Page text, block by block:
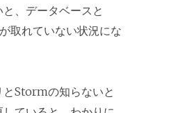
、データベースと
取れていない状況にな
とStormの知らないと